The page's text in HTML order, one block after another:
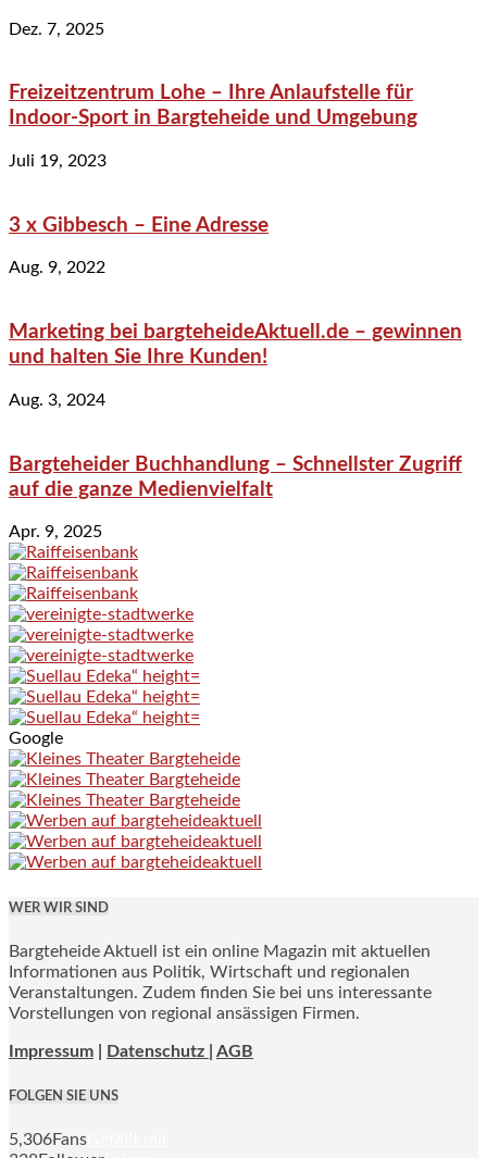
Dez. 7, 2025
Freizeitzentrum Lohe – Ihre Anlaufstelle für
Indoor-Sport in Bargteheide und Umgebung
Juli 19, 2023
3 x Gibbesch – Eine Adresse
Aug. 9, 2022
Marketing bei bargteheideAktuell.de – gewinnen
und halten Sie Ihre Kunden!
Aug. 3, 2024
Bargteheider Buchhandlung – Schnellster Zugriff
auf die ganze Medienvielfalt
Apr. 9, 2025
Google
WER WIR SIND
Bargteheide Aktuell ist ein online Magazin mit aktuellen
Informationen aus Politik, Wirtschaft und regionalen
Veranstaltungen. Zudem finden Sie bei uns interessante
Vorstellungen von regional ansässigen Firmen.
Impressum Datenschutz | AGB
FOLGEN SIE UNS
5,306Fans